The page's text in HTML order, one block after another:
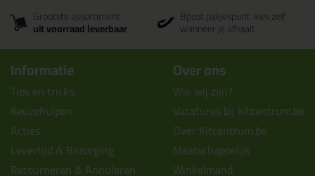
Grootste assortiment
uit voorraad leverbaar
Bpost pakjespunt: kies zelf
wanneer je afhaalt
Informatie
Tips en tricks
Keuzehulpen
Acties
Levertijd & Bezorging
Retourneren & Annuleren
Over ons
Wie wij zijn?
Vacatures bij kitcentrum.be
Over Kitcentrum.be
Maatschappelijk
Winkelmand